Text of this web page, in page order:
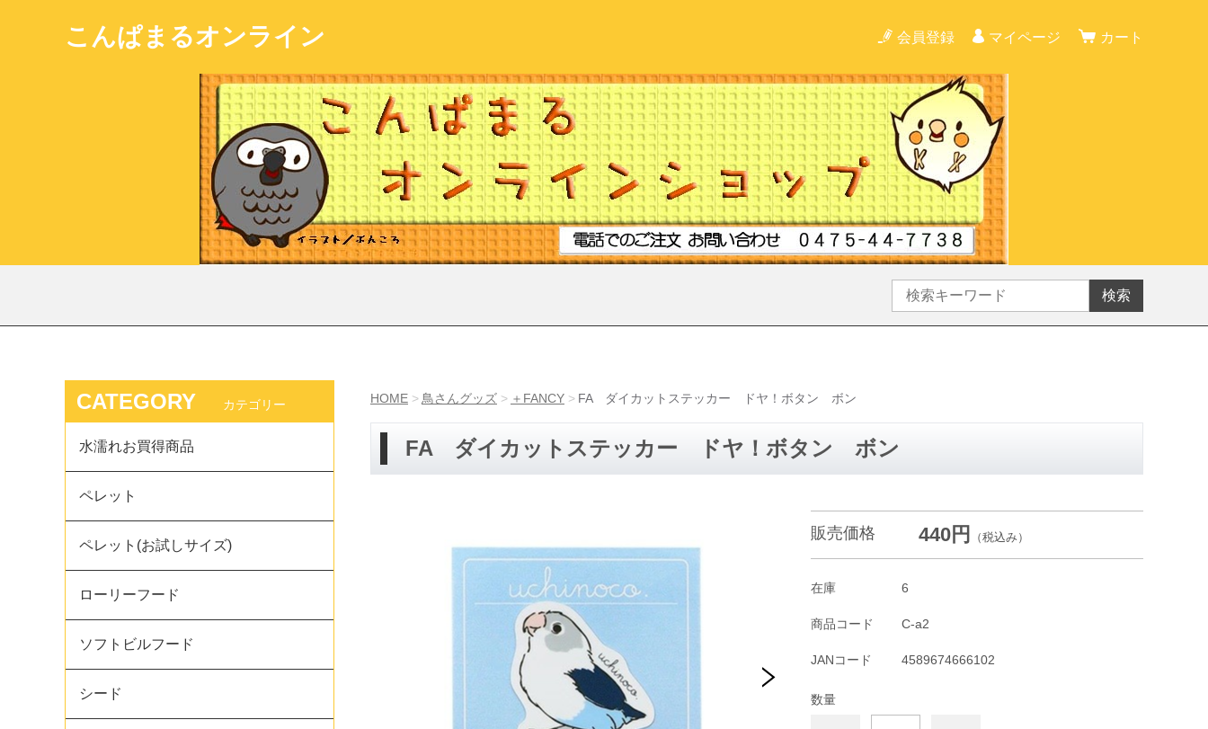
こんぱまるオンライン 会員登録 マイページ カート
検索
HOME 鳥さんグッズ ＋FANCY FA ダイカットステッカー ドヤ！ボタン ボン
FA ダイカットステッカー ドヤ！ボタン ボン
販売価格 440円 （税込み）
在庫 6
商品コード C-a2
JANコード 4589674666102
数量
CATEGORY カテゴリー
水濡れお買得商品
ペレット
ペレット(お試しサイズ)
ローリーフード
ソフトビルフード
シード